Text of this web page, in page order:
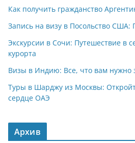
Как получить гражданство
Запись на визу в Посольство США:
Экскурсии в Сочи: Путешествие в
курорта
Визы в Индию: Все, что вам нужно
Туры в Шарджу из Москвы:
сердце ОАЭ
Архив